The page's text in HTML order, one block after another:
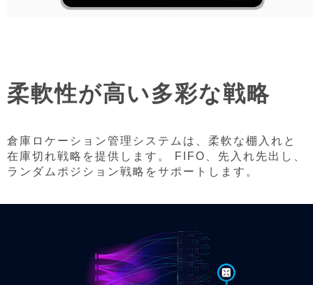
柔軟性が高い多彩な戦略
倉庫ロケーション管理システムは、柔軟な棚入れと
在庫切れ戦略を提供します。 FIFO、先入れ先出し、
ランダムポジション戦略をサポートします。